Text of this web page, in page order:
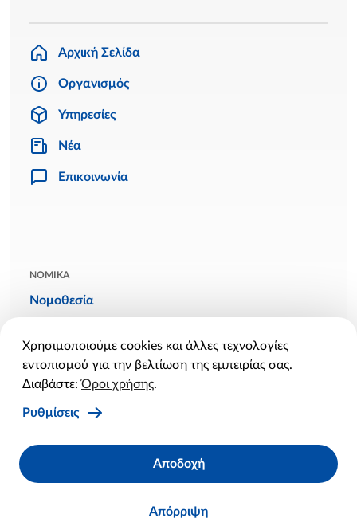
Αρχική Σελίδα
Οργανισμός
Υπηρεσίες
Νέα
Επικοινωνία
ΝΟΜΙΚΑ
Νομοθεσία
Πολιτική απορρήτου
Πολιτική cookies
TwitterLinkedinInstagram
© 2026 ΟΔΑΠ
Χρησιμοποιούμε cookies και άλλες τεχνολογίες
εντοπισμού για την βελτίωση της εμπειρίας σας.
Διαβάστε:Όροι χρήσης.
Ρυθμίσεις
Αποδοχή
Απόρριψη